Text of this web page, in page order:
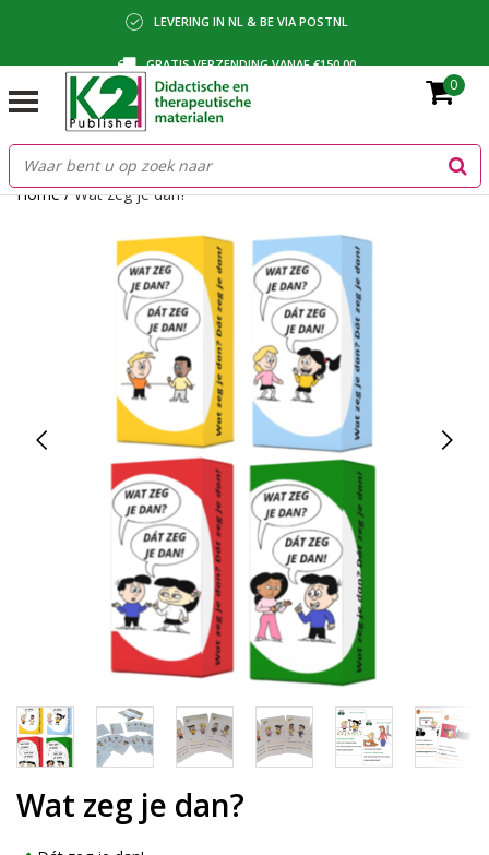
LEVERING IN NL & BE VIA POSTNL
GRATIS VERZENDING VANAF €150,00
BETALING VIA IDEAL, BANCONTACT OF FACTUUR
0
Home/Wat zeg je dan?
Wat zeg je dan?